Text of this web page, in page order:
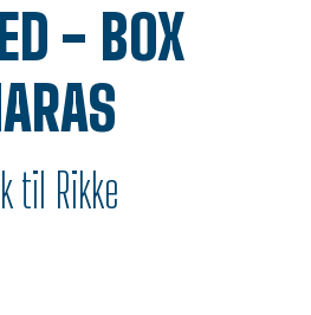
- BOX
til Rikke